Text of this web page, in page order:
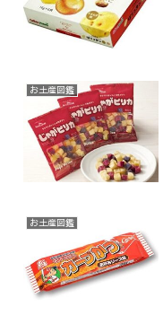
お土産図鑑
お土産図鑑